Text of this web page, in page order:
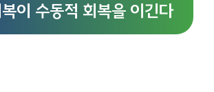
이 수동적 회복을 이긴다